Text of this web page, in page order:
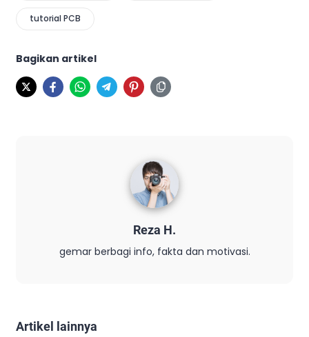
tutorial PCB
Bagikan artikel
Reza H.
gemar berbagi info, fakta dan motivasi.
Artikel lainnya